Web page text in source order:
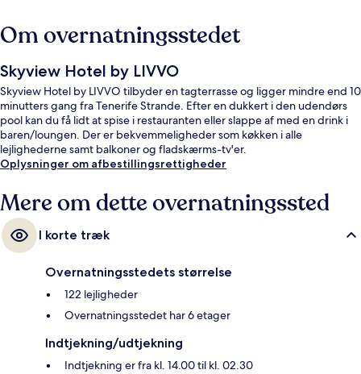
Om overnatningsstedet
Skyview Hotel by LIVVO
Skyview Hotel by LIVVO tilbyder en tagterrasse og ligger mindre end 10
minutters gang fra Tenerife Strande. Efter en dukkert i den udendørs
pool kan du få lidt at spise i restauranten eller slappe af med en drink i
baren/loungen. Der er bekvemmeligheder som køkken i alle
lejlighederne samt balkoner og fladskærms-tv'er.
Oplysninger om afbestillingsrettigheder
Mere om dette overnatningssted
I korte træk
Overnatningsstedets størrelse
122 lejligheder
Overnatningsstedet har 6 etager
Indtjekning/udtjekning
Indtjekning er fra kl. 14.00 til kl. 02.30